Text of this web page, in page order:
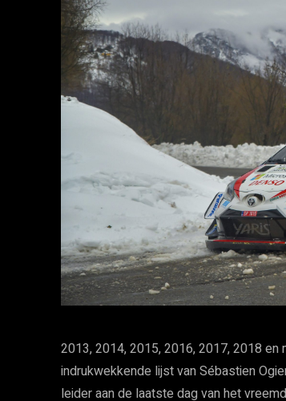
2013, 2014, 2015, 2016, 2017, 2018
indrukwekkende lijst van Sébastien
leider aan de laatste dag van het